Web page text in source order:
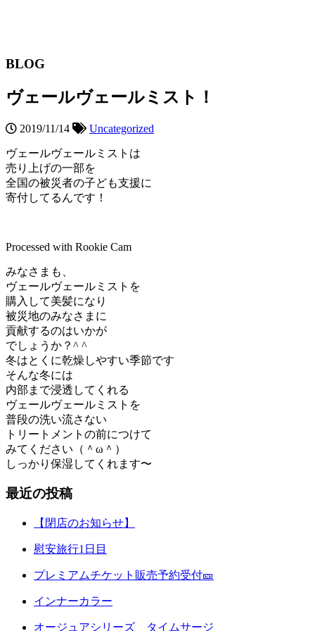
BLOG
ヴェールヴェールミスト！
2019/11/14 Uncategorized
ヴェールヴェールミストは
売り上げの一部を
全国の被災者の子ども支援に
寄付してるんです！
Processed with Rookie Cam
みなさまも、
ヴェールヴェールミストを
購入して美髪になり
被災地のみなさまに
貢献するのはいかが
でしょうか？^ ^
冬はとくに乾燥しやすい季節です
そんな冬には
内部まで浸透してくれる
ヴェールヴェールミストを
普段の洗い流さない
トリートメントの前につけて
みてください（＾ω＾）
しっかり保湿してくれます〜
最近の投稿
【閉店のお知らせ】
慰安旅行1日目
プレミアムチケット販売予約受付🎫
インナーカラー
オージュアシリーズ タイムサージ